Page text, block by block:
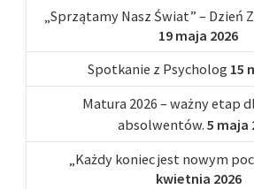
„Sprzątamy Nasz Świat” – Dzień
19 maja 2026
Spotkanie z Psycholog 15
Matura 2026 – ważny etap
absolwentów. 5 maja
„Każdy koniec jest nowym
kwietnia 2026